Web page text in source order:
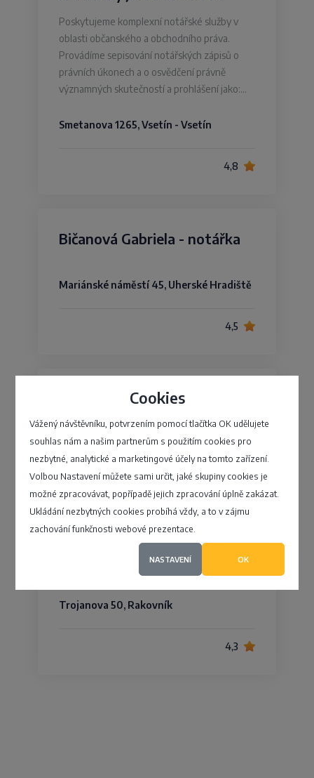
Cookies
Vážený návštěvníku, potvrzením pomocí tlačítka OK udělujete
souhlas nám a našim partnerům s použitím cookies pro
nezbytné, analytické a marketingové účely na tomto zařízení.
Volbou Nastavení můžete sami určit, jaké skupiny cookies je
možné zpracovávat, popřípadě jejich zpracování úplně zakázat.
Ukládání nezbytných cookies probíhá vždy, a to v zájmu
zachování funkčnosti webové prezentace.
NASTAVENÍ OK
Poskytujeme komplexní notářské služby v
oblasti občanského a obchodního práva.
Provádíme sepisování notářských zápisů o
právních úkonech a o osvědčení právně
významných skutečností a prohlášení jako:…
Smetanova 1265, Vsetín - Vsetín
4,8
Bičanová Gabriela - notářka
Mariánské náměstí 45, Uherské Hradiště
4,5
HABRMAN MILOŠ
,
Michálková Jana - notářka
Trojanova 50, Rakovník
4,3